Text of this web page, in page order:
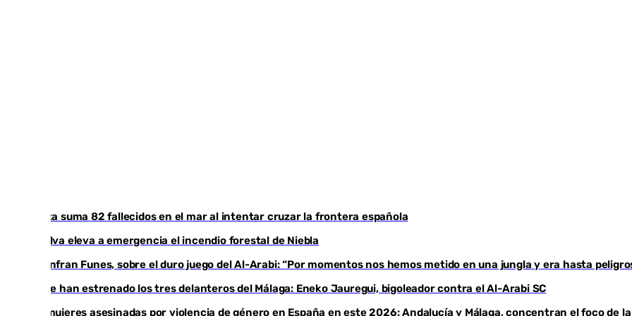
Ceuta suma 82 fallecidos en el mar al intentar cruzar la frontera española
Huelva eleva a emergencia el incendio forestal de Niebla
Juanfran Funes, sobre el duro juego del Al-Arabi: “Por momentos nos hemos metido en una jungla y era hasta
Ya se han estrenado los tres delanteros del Málaga: Eneko Jauregui, bigoleador contra el Al-Arabi SC
35 mujeres asesinadas por violencia de género en España en este 2026: Andalucía y Málaga, concentran el foco de